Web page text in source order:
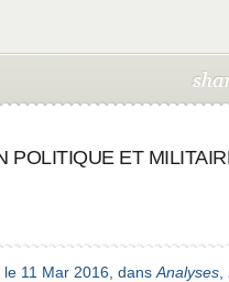
POLITIQUE ET
, le 11 Mar 2016, dans Analyses